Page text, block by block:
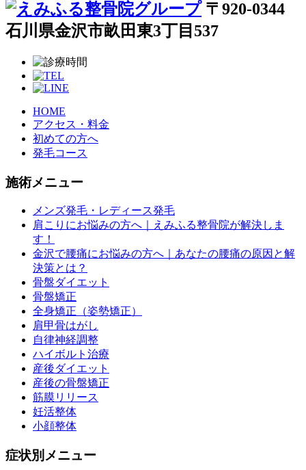
〒920-0344
石川県金沢市畝田東3丁目537
HOME
アクセス・料金
初めての方へ
発毛コース
施術メニュー
メンズ発毛・レディース発毛
肩こりにお悩みの方へ｜えみふる整骨院が解決しま
す！
金沢で腰痛にお悩みの方へ｜あなたの腰痛の原因と解
決策とは？
骨盤ダイエット
骨盤矯正
全身矯正（姿勢矯正）
肩甲骨はがし
自律神経調整
ハイボルト治療
産後ダイエット
産後の骨盤矯正
筋膜リリース
妊活整体
小顔整体
症状別メニュー